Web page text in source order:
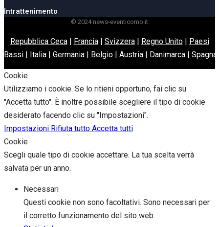
Intrattenimento
© 2024 news-eventicomo.it
Repubblica Ceca| Francia| Svizzera| Regno Unito| Paesi
Bassi | Italia | Germania | Belgio | Austria | Danimarca | Spagna
Cookie
Utilizziamo i cookie. Se lo ritieni opportuno, fai clic su
"Accetta tutto". È inoltre possibile scegliere il tipo di cookie
desiderato facendo clic su "Impostazioni".
Impostazioni Rifiuta tutto Accetta tutti
Cookie
Scegli quale tipo di cookie accettare. La tua scelta verrà
salvata per un anno.
Necessari
Questi cookie non sono facoltativi. Sono necessari per
il corretto funzionamento del sito web.